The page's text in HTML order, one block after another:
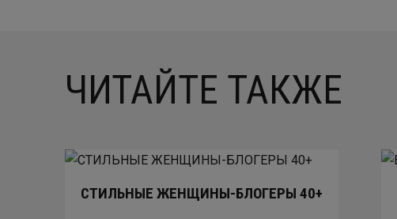
ЧИТАЙТЕ ТАКЖЕ
СТИЛЬНЫЕ ЖЕНЩИНЫ-БЛОГЕРЫ 40+